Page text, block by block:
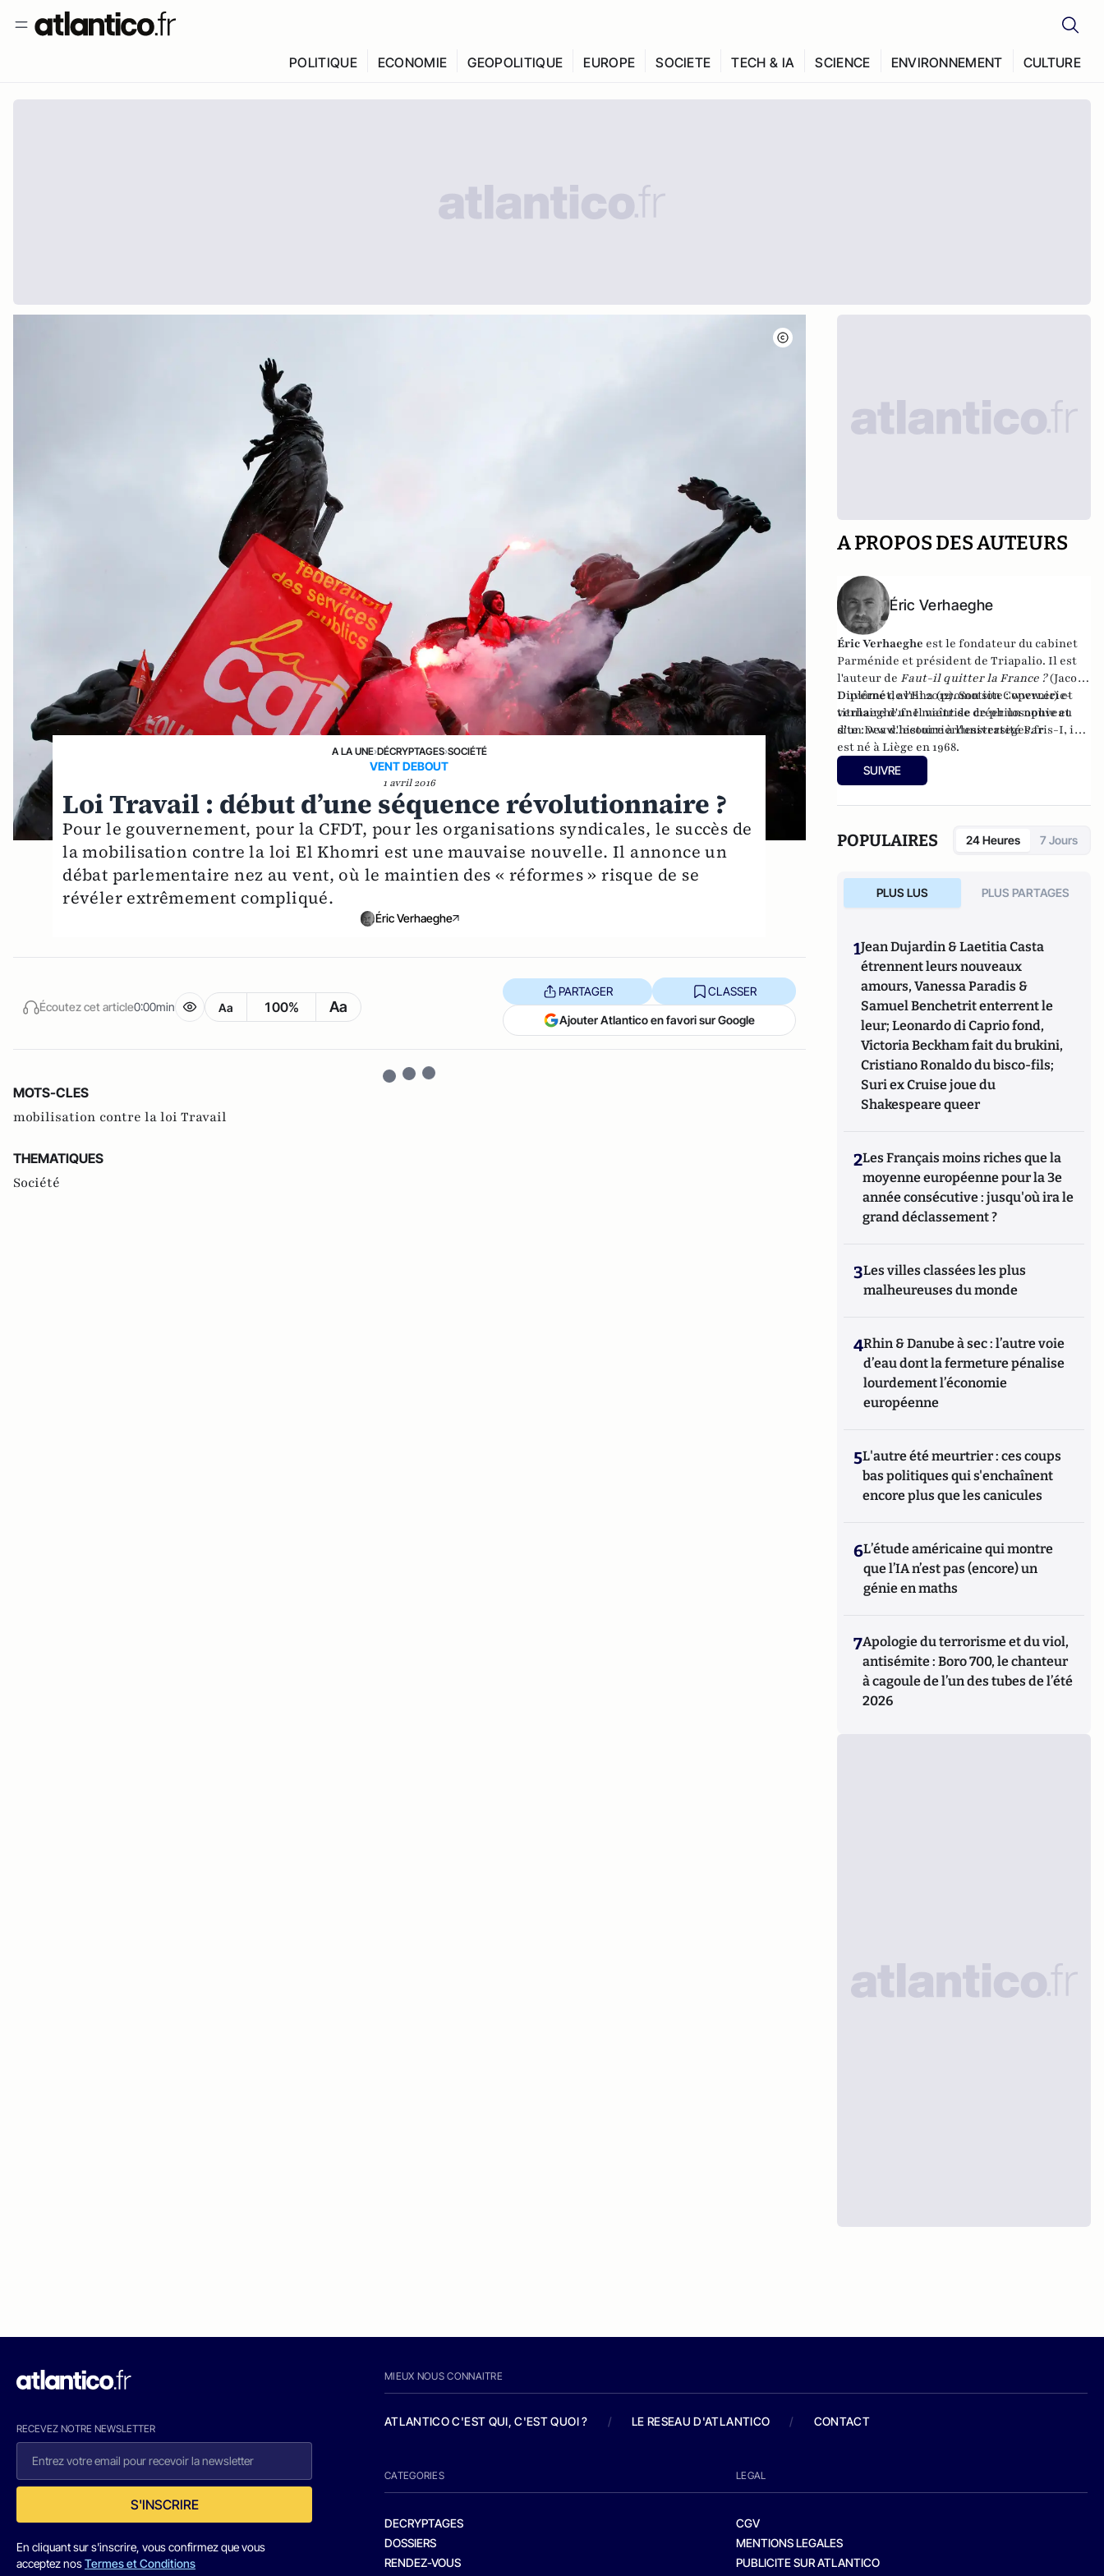
POLITIQUE ECONOMIE GEOPOLITIQUE EUROPE SOCIETE TECH & IA SCIENCE ENVIRONNEMENT CULTURE
A LA UNE›DÉCRYPTAGES›SOCIÉTÉ
VENT DEBOUT
1 avril 2016
Loi Travail : début d’une séquence révolutionnaire ?
Pour le gouvernement, pour la CFDT, pour les organisations syndicales, le succès de
la mobilisation contre la loi El Khomri est une mauvaise nouvelle. Il annonce un
débat parlementaire nez au vent, où le maintien des « réformes » risque de se
révéler extrêmement compliqué.
Éric Verhaeghe
Écoutez cet article0:00min Aa 100% Aa
PARTAGER CLASSER
Ajouter Atlantico en favori sur Google
MOTS-CLES
mobilisation contre la loi Travail
THEMATIQUES
Société
A PROPOS DES AUTEURS
Éric Verhaeghe
Éric Verhaeghe est le fondateur du cabinet
Parménide et président deTriapalio. Il est
l'auteur de Faut-il quitter la France ?(Jacob-
Duvernet, avril 2012). Son site :www.eric-
verhaeghe.frIl vient de créer un nouveau
site :www.lecourrierdesstrateges.fr
Diplômé de l'Ena (promotion Copernic) et
titulaire d'une maîtrise de philosophie et
d'un Dea d'histoire à l'université Paris-I, il
est né à Liège en 1968.
SUIVRE
POPULAIRES 24 Heures 7 Jours
PLUS LUS PLUS PARTAGES
1Jean Dujardin & Laetitia Casta
étrennent leurs nouveaux
amours, Vanessa Paradis &
Samuel Benchetrit enterrent le
leur; Leonardo di Caprio fond,
Victoria Beckham fait du brukini,
Cristiano Ronaldo du bisco-fils;
Suri ex Cruise joue du
Shakespeare queer
2Les Français moins riches que la
moyenne européenne pour la 3e
année consécutive : jusqu'où ira le
grand déclassement ?
3Les villes classées les plus
malheureuses du monde
4Rhin & Danube à sec : l’autre voie
d’eau dont la fermeture pénalise
lourdement l’économie
européenne
5L'autre été meurtrier : ces coups
bas politiques qui s'enchaînent
encore plus que les canicules
6L’étude américaine qui montre
que l’IA n’est pas (encore) un
génie en maths
7Apologie du terrorisme et du viol,
antisémite : Boro 700, le chanteur
à cagoule de l’un des tubes de l’été
2026
RECEVEZ NOTRE NEWSLETTER
S'INSCRIRE
En cliquant sur s'inscrire, vous confirmez que vous
acceptez nosTermes et Conditions
MIEUX NOUS CONNAITRE
ATLANTICO C'EST QUI, C'EST QUOI ? / LE RESEAU D'ATLANTICO / CONTACT
CATEGORIES
DECRYPTAGES
DOSSIERS
RENDEZ-VOUS
LEGAL
CGV
MENTIONS LEGALES
PUBLICITE SUR ATLANTICO